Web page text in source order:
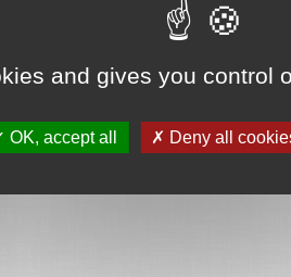
and gives you control
OK, accept all Deny all